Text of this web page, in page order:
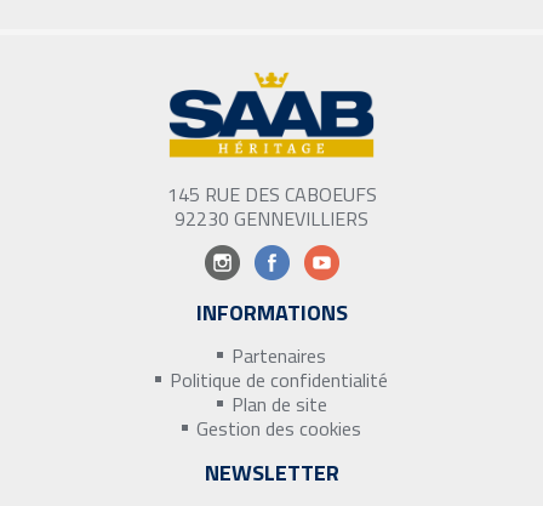
145 RUE DES CABOEUFS
92230 GENNEVILLIERS
INFORMATIONS
Partenaires
Politique de confidentialité
Plan de site
Gestion des cookies
NEWSLETTER